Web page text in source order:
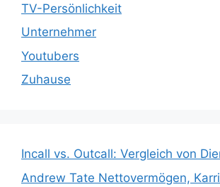
TV-Persönlichkeit
Unternehmer
Youtubers
Zuhause
Incall vs. Outcall: Vergleich von
Andrew Tate Nettovermögen,